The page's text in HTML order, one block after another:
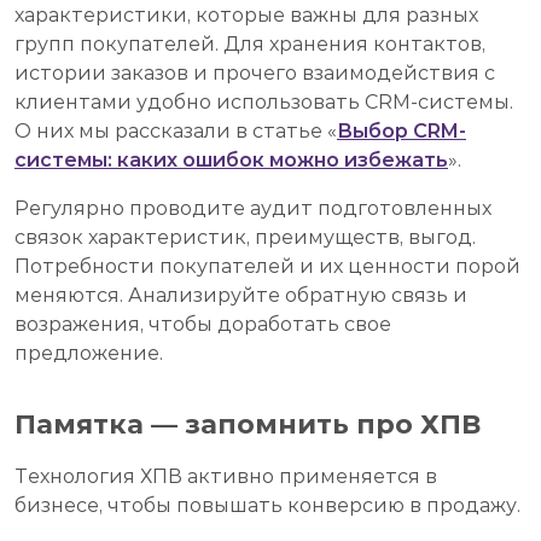
характеристики, которые важны для разных
групп покупателей. Для хранения контактов,
истории заказов и прочего взаимодействия с
клиентами удобно использовать CRM-системы.
О них мы рассказали в статье « Выбор CRM-
системы: каких ошибок можно избежать».
Регулярно проводите аудит подготовленных
связок характеристик, преимуществ, выгод.
Потребности покупателей и их ценности порой
меняются. Анализируйте обратную связь и
возражения, чтобы доработать свое
предложение.
Памятка — запомнить про ХПВ
Технология ХПВ активно применяется в
бизнесе, чтобы повышать конверсию в продажу.